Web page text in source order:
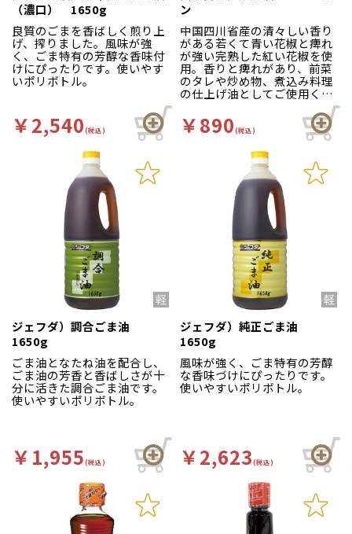
（濃口） 1650g
良質のごまを香ばしく煎り上
げ、搾りました。風味が強
く、ごま特有の芳醇な香味付
けにぴったりです。使いやす
いポリボトル。
￥2,540(税込)
ン
中国四川省産の清々しい香り
がある若くて青い花椒と痺れ
が強い完熟した紅い花椒を使
用。香りと痺れがあり、前菜
のタレや炒め物、煮込み料理
の仕上げ油としてご使用くだ
さい。濾過もしっかり行って
いるため、エグ味もなく透明
感のある綺麗な色に仕上がっ
￥890(税込)
ジェフダ）調合ごま油
1650g
ごま油となたね油を配合し、
ごま油の芳香と香ばしさが十
分に活きた調合ごま油です。
使いやすいポリボトル。
￥1,955(税込)
ジェフダ）純正ごま油
1650g
風味が強く、ごま特有の芳醇
な香味づけにぴったりです。
使いやすいポリボトル。
￥2,623(税込)